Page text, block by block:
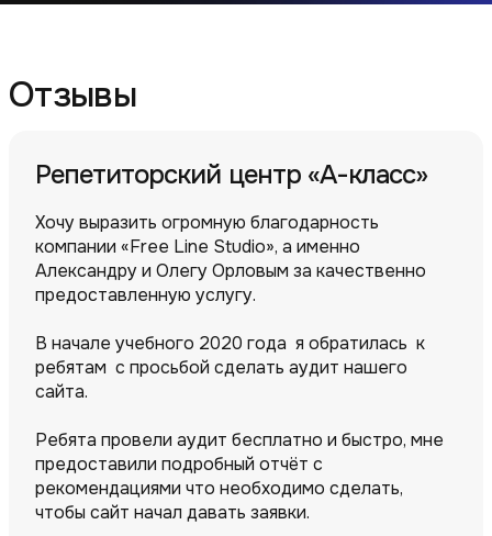
Отзывы
Репетиторский центр «А-класс»
Хочу выразить огромную благодарность
компании «Free Line Studio», а именно
Александру и Олегу Орловым за качественно
предоставленную услугу.
В начале учебного 2020 года я обратилась к
ребятам с просьбой сделать аудит нашего
сайта.
Ребята провели аудит бесплатно и быстро, мне
предоставили подробный отчёт с
рекомендациями что необходимо сделать,
чтобы сайт начал давать заявки.